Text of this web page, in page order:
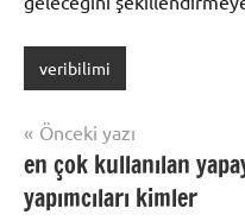
veribilimi
Yazı
gezinmesi
Önceki yazı
en çok kullanılan
yapımcıları kimler